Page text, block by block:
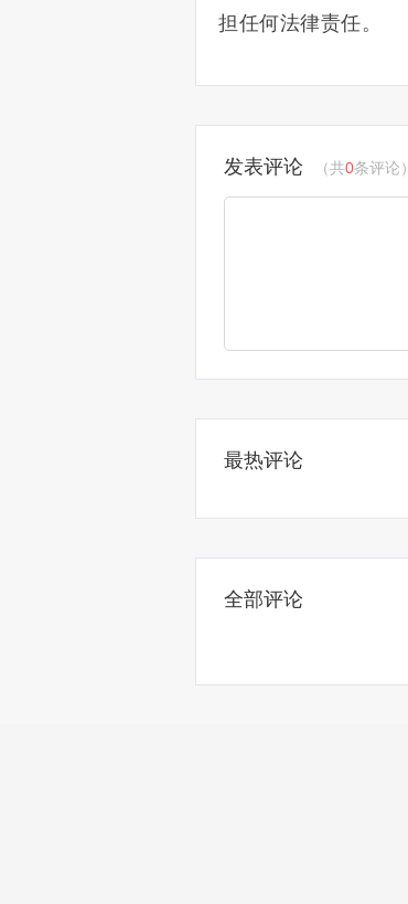
担任何法律责任。
发表评论 （共0条评论）
最热评论
全部评论